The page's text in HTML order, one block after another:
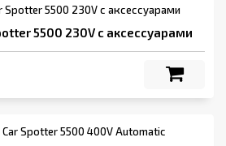
5500 230V с аксессуарами